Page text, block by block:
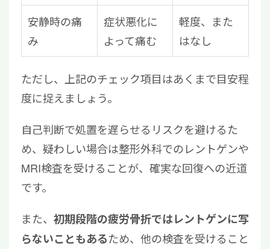
安静時の痛
み
症状悪化に
よって痛む
軽度、また
はなし
ただし、上記のチェック項目はあくまで目安程
度に捉えましょう。
自己判断で処置を遅らせるリスクを避けるた
め、疑わしい場合は整形外科でのレントゲンや
MRI検査を受けることが、確実な回復への近道
です。
また、 初期段階の疲労骨折ではレントゲンに写
らないこともあるため、他の検査を受けること